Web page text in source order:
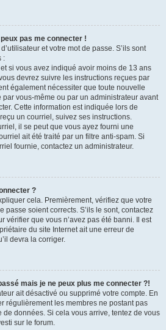
pas me connecter !
et votre mot de passe. S’ils sont
:
si vous avez indiqué avoir moins de 13 ans
devrez suivre les instructions reçues par
également nécessiter que toute nouvelle
vous-même ou par un administrateur avant
Cette information est indiquée lors de
un courriel, suivez ses instructions.
il se peut que vous ayez fourni une
ait été traité par un filtre anti-spam. Si
fournie, contactez un administrateur.
?
cela. Premièrement, vérifiez que votre
passe soient corrects. S’ils le sont, contactez
vérifier que vous n’avez pas été banni. Il est
du site Internet ait une erreur de
devra la corriger.
mais je ne peux plus me connecter ?!
ait désactivé ou supprimé votre compte. En
régulièrement les membres ne postant pas
données. Si cela vous arrive, tentez de vous
sur le forum.